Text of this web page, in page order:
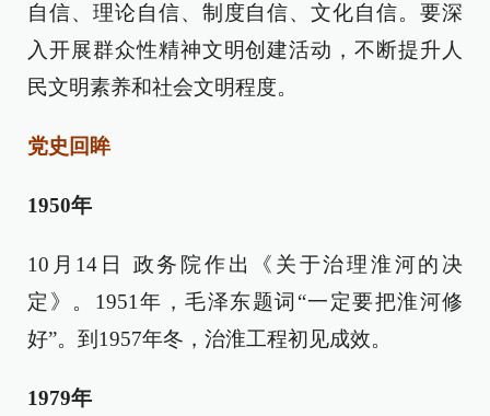
自信、理论自信、制度自信、文化自信。要深
入开展群众性精神文明创建活动，不断提升人
民文明素养和社会文明程度。
党史回眸
1950年
10月14日 政务院作出《关于治理淮河的决
定》。1951年，毛泽东题词“一定要把淮河修
好”。到1957年冬，治淮工程初见成效。
1979年